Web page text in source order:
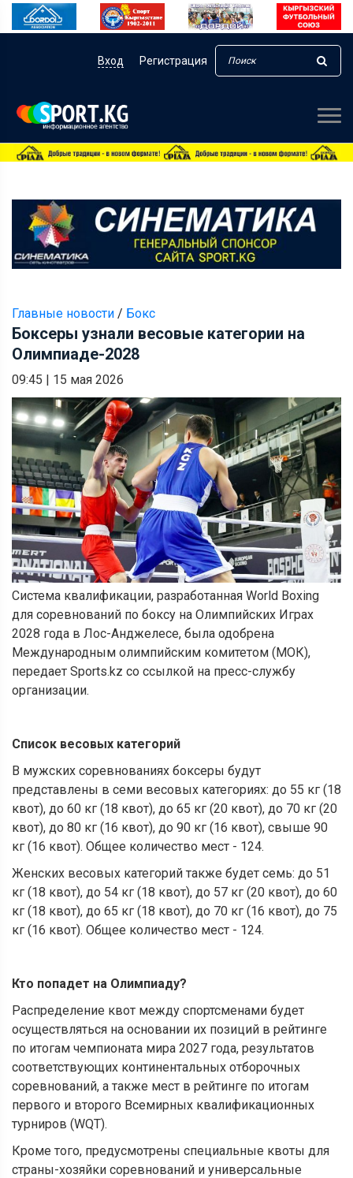
Вход Регистрация
Главные новости / Бокс
Боксеры узнали весовые категории на
Олимпиаде-2028
09:45 | 15 мая 2026
Система квалификации, разработанная World Boxing
для соревнований по боксу на Олимпийских Играх
2028 года в Лос-Анджелесе, была одобрена
Международным олимпийским комитетом (МОК),
передает Sports.kz со ссылкой на пресс-службу
организации.
Список весовых категорий
В мужских соревнованиях боксеры будут
представлены в семи весовых категориях: до 55 кг (18
квот), до 60 кг (18 квот), до 65 кг (20 квот), до 70 кг (20
квот), до 80 кг (16 квот), до 90 кг (16 квот), свыше 90
кг (16 квот). Общее количество мест - 124.
Женских весовых категорий также будет семь: до 51
кг (18 квот), до 54 кг (18 квот), до 57 кг (20 квот), до 60
кг (18 квот), до 65 кг (18 квот), до 70 кг (16 квот), до 75
кг (16 квот). Общее количество мест - 124.
Кто попадет на Олимпиаду?
Распределение квот между спортсменами будет
осуществляться на основании их позиций в рейтинге
по итогам чемпионата мира 2027 года, результатов
соответствующих континентальных отборочных
соревнований, а также мест в рейтинге по итогам
первого и второго Всемирных квалификационных
турниров (WQT).
Кроме того, предусмотрены специальные квоты для
страны-хозяйки соревнований и универсальные